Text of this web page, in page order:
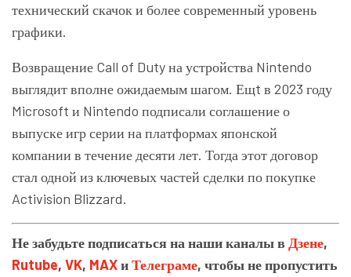
технический скачок и более современный уровень
графики.
Возвращение Call of Duty на устройства Nintendo
выглядит вполне ожидаемым шагом. Ещt в 2023 году
Microsoft и Nintendo подписали соглашение о
выпуске игр серии на платформах японской
компании в течение десяти лет. Тогда этот договор
стал одной из ключевых частей сделки по покупке
Activision Blizzard.
Не забудьте подписаться на наши каналы в Дзене,
Rutube, VK, MAXиТелеграме, чтобы не пропустить